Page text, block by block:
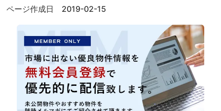
ページ作成日 2019-02-15